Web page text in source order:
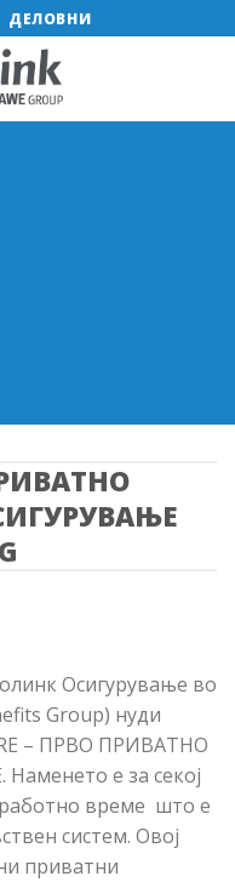
ДЕЛОВНИ
Осигурување во
Group) нуди
– ПРВО ПРИВАТНО
е за секој
време што е
систем. Овој
приватни